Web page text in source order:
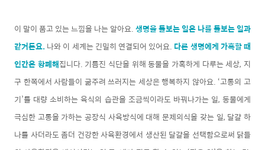
이 말이 품고 있는 느낌을 나는 알아요.생명을 돌보는 일은 나를 돌보는 일과
같거든요.나와 이 세계는 긴밀히 연결되어 있어요. 다른 생명에게 가혹할 때
인간은 황폐해집니다. 기름진 식단을 위해 동물을 가혹하게 다루는 세상, 지
구 한쪽에서 사람들이 굶주려 쓰러지는 세상은 행복하지 않아요. ‘고통의 고
기’를 대량 소비하는 육식의 습관을 조금씩이라도 바꿔나가는 일, 동물에게
극심한 고통을 가하는 공장식 사육방식에 대해 문제의식을 갖는 일, 달걀 하
나를 사더라도 좀더 건강한 사육환경에서 생산된 달걀을 선택함으로써 닭들